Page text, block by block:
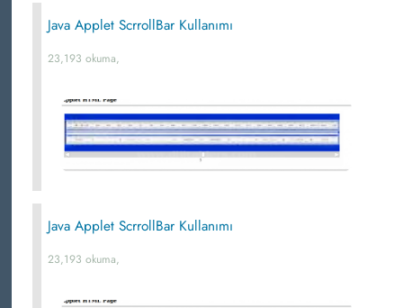
Java Applet ScrrollBar Kullanımı
23,193 okuma,
Java Applet ScrrollBar Kullanımı
23,193 okuma,